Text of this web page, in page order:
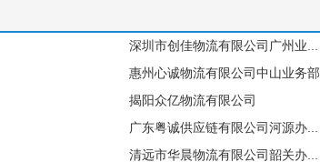
深圳市创佳物流有限公司广州业务部
惠州心诚物流有限公司中山业务部
揭阳众亿物流有限公司
广东粤诚供应链有限公司河源办事处
清远市华晨物流有限公司韶关办事处